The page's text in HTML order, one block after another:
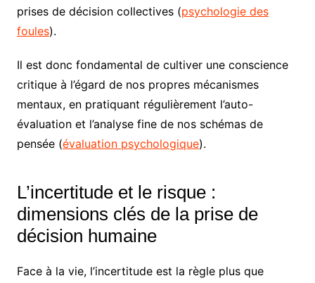
prises de décision collectives (psychologie des
foules).
Il est donc fondamental de cultiver une conscience
critique à l’égard de nos propres mécanismes
mentaux, en pratiquant régulièrement l’auto-
évaluation et l’analyse fine de nos schémas de
pensée (évaluation psychologique).
L’incertitude et le risque :
dimensions clés de la prise de
décision humaine
Face à la vie, l’incertitude est la règle plus que